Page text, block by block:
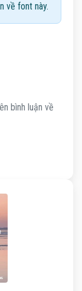
về font này.
bình luận về